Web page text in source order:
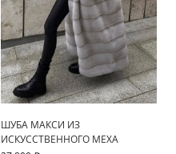
ШУБА МАКСИ ИЗ
ИСКУССТВЕННОГО МЕХА